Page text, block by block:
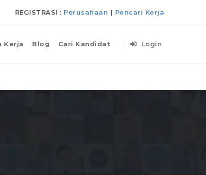
REGISTRASI : Perusahaan | Pencari Kerja
Kerja Blog Cari Kandidat Login